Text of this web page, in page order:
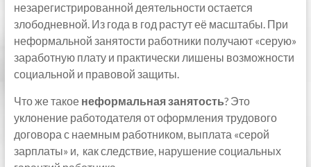
незарегистрированной деятельности остается
злободневной. Из года в год растут её масштабы. При
неформальной занятости работники получают «серую»
заработную плату и практически лишены возможности
социальной и правовой защиты.
Что же такое неформальная занятость? Это
уклонение работодателя от оформления трудового
договора с наемным работником, выплата «серой
зарплаты» и, как следствие, нарушение социальных